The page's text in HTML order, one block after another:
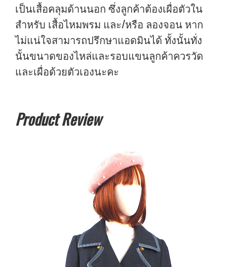
เป็นเสื้อคลุมด้านนอก ซึ่งลูกค้าต้องเผื่อตัวใน
สำหรับ เสื้อไหมพรม และ/หรือ ลองจอน หาก
ไม่แน่ใจสามารถปรึกษาแอดมินได้ ทั้งนั้นทั่ง
นั้นขนาดของไหล่และรอบแขนลูกค้าควรวัด
และเผื่อด้วยตัวเองนะคะ
Product Review